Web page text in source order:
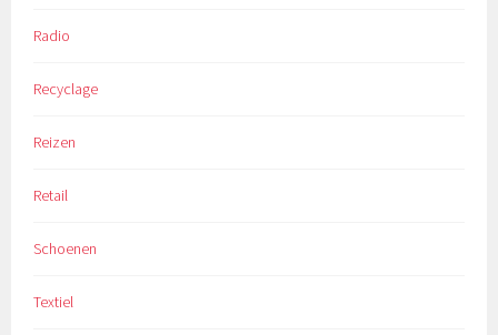
Radio
Recyclage
Reizen
Retail
Schoenen
Textiel